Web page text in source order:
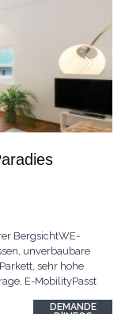
BergsichtWE-
unverbaubare
sehr hohe
E-MobilityPasst
kompromisslos
DEMANDE